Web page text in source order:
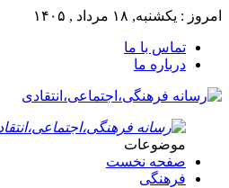
امروز : یکشنبه, ۱۸ مرداد , ۱۴۰۵
تماس با ما
درباره ما
موضوعات
صفحه نخست
فرهنگی